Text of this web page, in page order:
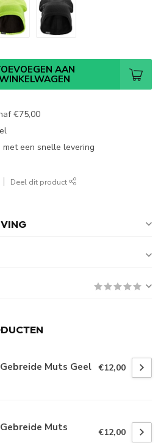
AAN
€75,00
een snelle levering
Deel dit product
Muts Geel €12,00
Muts €12,00